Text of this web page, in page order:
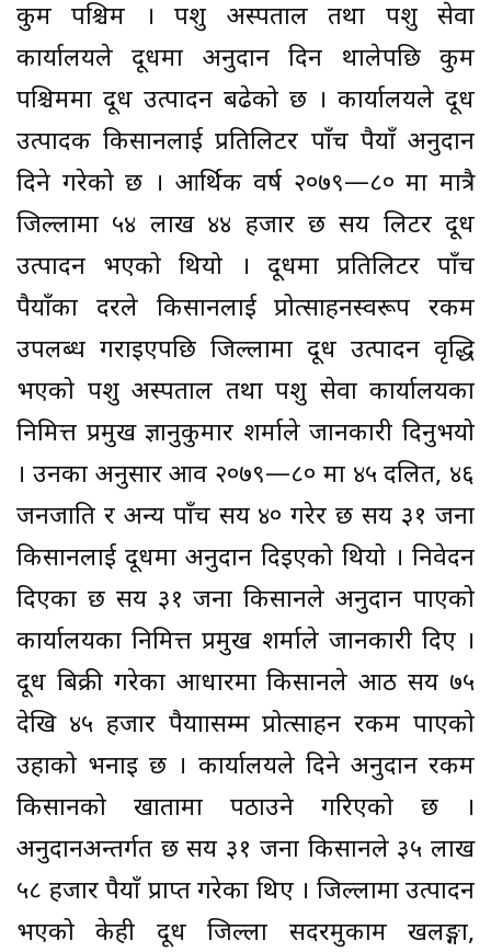
रुकुम पश्चिम । पशु अस्पताल तथा पशु सेवा
कार्यालयले दूधमा अनुदान दिन थालेपछि रुकुम
पश्चिममा दूध उत्पादन बढेको छ । कार्यालयले दूध
उत्पादक किसानलाई प्रतिलिटर पाँच रुपैयाँ अनुदान
दिने गरेको छ । आर्थिक वर्ष २०७९—८० मा मात्रै
जिल्लामा ५४ लाख ४४ हजार छ सय लिटर दूध
उत्पादन भएको थियो । दूधमा प्रतिलिटर पाँच
रुपैयाँका दरले किसानलाई प्रोत्साहनस्वरूप रकम
उपलब्ध गराइएपछि जिल्लामा दूध उत्पादन वृद्धि
भएको पशु अस्पताल तथा पशु सेवा कार्यालयका
निमित्त प्रमुख ज्ञानुकुमार शर्माले जानकारी दिनुभयो
। उनका अनुसार आव २०७९—८० मा ४५ दलित, ४६
जनजाति र अन्य पाँच सय ४० गरेर छ सय ३१ जना
किसानलाई दूधमा अनुदान दिइएको थियो । निवेदन
दिएका छ सय ३१ जना किसानले अनुदान पाएको
कार्यालयका निमित्त प्रमुख शर्माले जानकारी दिए ।
दूध बिक्री गरेका आधारमा किसानले आठ सय ७५
देखि ४५ हजार रुपैयाासम्म प्रोत्साहन रकम पाएको
उहाको भनाइ छ । कार्यालयले दिने अनुदान रकम
किसानको खातामा पठाउने गरिएको छ ।
अनुदानअन्तर्गत छ सय ३१ जना किसानले ३५ लाख
५८ हजार रुपैयाँ प्राप्त गरेका थिए । जिल्लामा उत्पादन
भएको केही दूध जिल्ला सदरमुकाम खलङ्गा,